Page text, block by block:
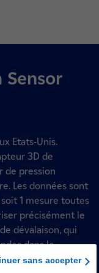
Sensor
Etats-Unis.
3D de
de pression
Les données sont
1 mesure toutes
précisément le
dévalaison, qui
dans le
sans accepter